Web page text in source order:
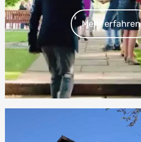
Mehr erfahren